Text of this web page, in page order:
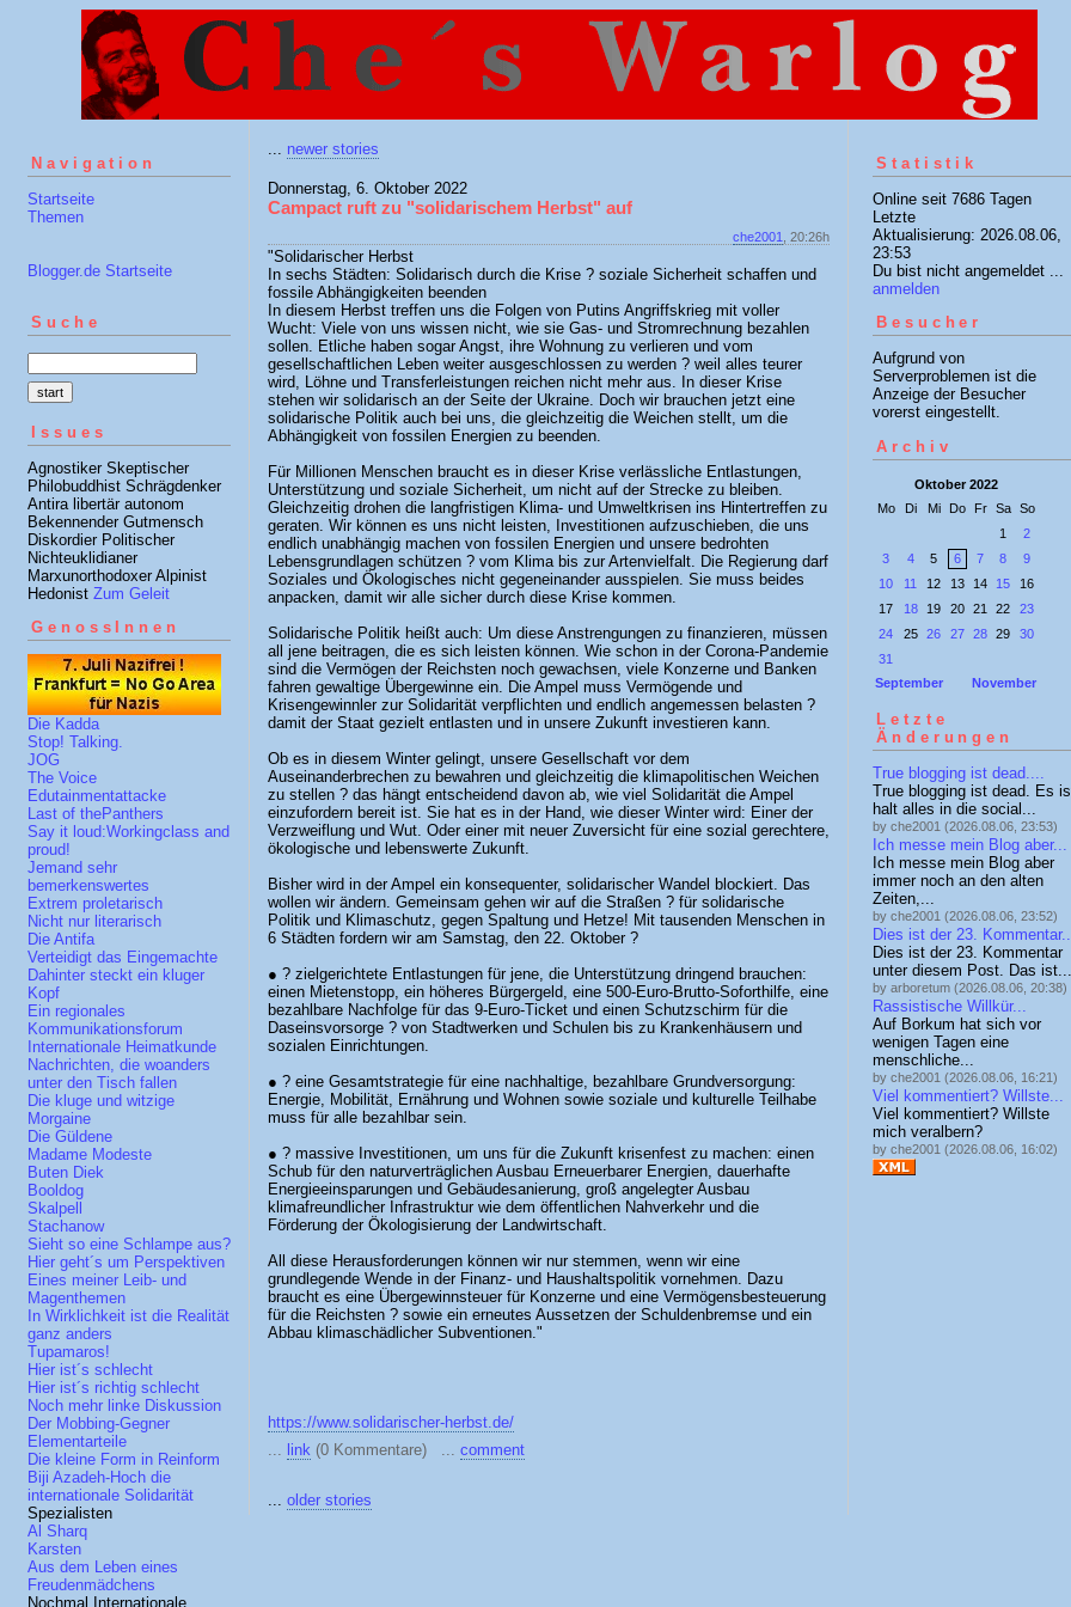
Navigation
Startseite
Themen
Blogger.de Startseite
Suche
Issues
Agnostiker Skeptischer
Philobuddhist Schrägdenker
Antira libertär autonom
Bekennender Gutmensch
Diskordier Politischer
Nichteuklidianer
Marxunorthodoxer Alpinist
Hedonist Zum Geleit
GenossInnen
Die Kadda
Stop! Talking.
JOG
The Voice
Edutainmentattacke
Last of thePanthers
Say it loud:Workingclass and
proud!
Jemand sehr
bemerkenswertes
Extrem proletarisch
Nicht nur literarisch
Die Antifa
Verteidigt das Eingemachte
Dahinter steckt ein kluger
Kopf
Ein regionales
Kommunikationsforum
Internationale Heimatkunde
Nachrichten, die woanders
unter den Tisch fallen
Die kluge und witzige
Morgaine
Die Güldene
Madame Modeste
Buten Diek
Booldog
Skalpell
Stachanow
Sieht so eine Schlampe aus?
Hier geht´s um Perspektiven
Eines meiner Leib- und
Magenthemen
In Wirklichkeit ist die Realität
ganz anders
Tupamaros!
Hier ist´s schlecht
Hier ist´s richtig schlecht
Noch mehr linke Diskussion
Der Mobbing-Gegner
Elementarteile
Die kleine Form in Reinform
Biji Azadeh-Hoch die
internationale Solidarität
Spezialisten
Al Sharq
Karsten
Aus dem Leben eines
Freudenmädchens
Nochmal Internationale
... newer stories
Donnerstag, 6. Oktober 2022
Campact ruft zu "solidarischem Herbst" auf
che2001 , 20:26h
"Solidarischer Herbst
In sechs Städten: Solidarisch durch die Krise ? soziale Sicherheit schaffen und
fossile Abhängigkeiten beenden
In diesem Herbst treffen uns die Folgen von Putins Angriffskrieg mit voller
Wucht: Viele von uns wissen nicht, wie sie Gas- und Stromrechnung bezahlen
sollen. Etliche haben sogar Angst, ihre Wohnung zu verlieren und vom
gesellschaftlichen Leben weiter ausgeschlossen zu werden ? weil alles teurer
wird, Löhne und Transferleistungen reichen nicht mehr aus. In dieser Krise
stehen wir solidarisch an der Seite der Ukraine. Doch wir brauchen jetzt eine
solidarische Politik auch bei uns, die gleichzeitig die Weichen stellt, um die
Abhängigkeit von fossilen Energien zu beenden.
Für Millionen Menschen braucht es in dieser Krise verlässliche Entlastungen,
Unterstützung und soziale Sicherheit, um nicht auf der Strecke zu bleiben.
Gleichzeitig drohen die langfristigen Klima- und Umweltkrisen ins Hintertreffen zu
geraten. Wir können es uns nicht leisten, Investitionen aufzuschieben, die uns
endlich unabhängig machen von fossilen Energien und unsere bedrohten
Lebensgrundlagen schützen ? vom Klima bis zur Artenvielfalt. Die Regierung darf
Soziales und Ökologisches nicht gegeneinander ausspielen. Sie muss beides
anpacken, damit wir alle sicher durch diese Krise kommen.
Solidarische Politik heißt auch: Um diese Anstrengungen zu finanzieren, müssen
all jene beitragen, die es sich leisten können. Wie schon in der Corona-Pandemie
sind die Vermögen der Reichsten noch gewachsen, viele Konzerne und Banken
fahren gewaltige Übergewinne ein. Die Ampel muss Vermögende und
Krisengewinnler zur Solidarität verpflichten und endlich angemessen belasten ?
damit der Staat gezielt entlasten und in unsere Zukunft investieren kann.
Ob es in diesem Winter gelingt, unsere Gesellschaft vor dem
Auseinanderbrechen zu bewahren und gleichzeitig die klimapolitischen Weichen
zu stellen ? das hängt entscheidend davon ab, wie viel Solidarität die Ampel
einzufordern bereit ist. Sie hat es in der Hand, wie dieser Winter wird: Einer der
Verzweiflung und Wut. Oder einer mit neuer Zuversicht für eine sozial gerechtere,
ökologische und lebenswerte Zukunft.
Bisher wird in der Ampel ein konsequenter, solidarischer Wandel blockiert. Das
wollen wir ändern. Gemeinsam gehen wir auf die Straßen ? für solidarische
Politik und Klimaschutz, gegen Spaltung und Hetze! Mit tausenden Menschen in
6 Städten fordern wir am Samstag, den 22. Oktober ?
● ? zielgerichtete Entlastungen für jene, die Unterstützung dringend brauchen:
einen Mietenstopp, ein höheres Bürgergeld, eine 500-Euro-Brutto-Soforthilfe, eine
bezahlbare Nachfolge für das 9-Euro-Ticket und einen Schutzschirm für die
Daseinsvorsorge ? von Stadtwerken und Schulen bis zu Krankenhäusern und
sozialen Einrichtungen.
● ? eine Gesamtstrategie für eine nachhaltige, bezahlbare Grundversorgung:
Energie, Mobilität, Ernährung und Wohnen sowie soziale und kulturelle Teilhabe
muss für alle bezahlbar sein.
● ? massive Investitionen, um uns für die Zukunft krisenfest zu machen: einen
Schub für den naturverträglichen Ausbau Erneuerbarer Energien, dauerhafte
Energieeinsparungen und Gebäudesanierung, groß angelegter Ausbau
klimafreundlicher Infrastruktur wie dem öffentlichen Nahverkehr und die
Förderung der Ökologisierung der Landwirtschaft.
All diese Herausforderungen können wir nur stemmen, wenn wir eine
grundlegende Wende in der Finanz- und Haushaltspolitik vornehmen. Dazu
braucht es eine Übergewinnsteuer für Konzerne und eine Vermögensbesteuerung
für die Reichsten ? sowie ein erneutes Aussetzen der Schuldenbremse und ein
Abbau klimaschädlicher Subventionen."
https://www.solidarischer-herbst.de/
... link (0 Kommentare) ... comment
... older stories
Statistik
Online seit 7686 Tagen
Letzte
Aktualisierung: 2026.08.06,
23:53
Du bist nicht angemeldet ...
anmelden
Besucher
Aufgrund von
Serverproblemen ist die
Anzeige der Besucher
vorerst eingestellt.
Archiv
Oktober 2022
Mo
Di Mi Do Fr Sa
So
1
2
3
4 5 6 7 8
9
10
11 12 13 14 15
16
17
18 19 20 21 22
23
24
25 26 27 28 29
30
31
September
November
Letzte
Änderungen
True blogging ist dead....
True blogging ist dead. Es
halt alles in die social...
by che2001 (2026.08.06, 23:53)
Ich messe mein Blog aber...
Ich messe mein Blog aber
immer noch an den alten
Zeiten,...
by che2001 (2026.08.06, 23:52)
Dies ist der 23.
Dies ist der 23. Kommentar
unter diesem Post. Das ist...
by arboretum (2026.08.06, 20:38)
Rassistische Willkür...
Auf Borkum hat sich vor
wenigen Tagen eine
menschliche...
by che2001 (2026.08.06, 16:21)
Viel kommentiert? Willste...
Viel kommentiert? Willste
mich veralbern?
by che2001 (2026.08.06, 16:02)